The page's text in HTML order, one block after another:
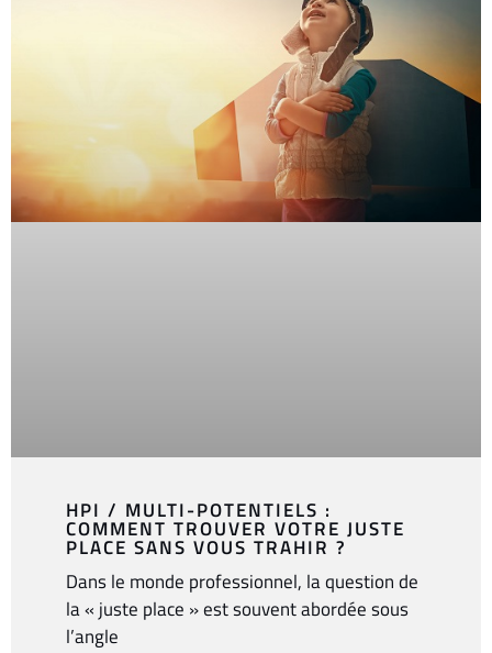
HPI / MULTI-POTENTIELS :
COMMENT TROUVER VOTRE JUSTE
PLACE SANS VOUS TRAHIR ?
Dans le monde professionnel, la question de
la « juste place » est souvent abordée sous
l’angle